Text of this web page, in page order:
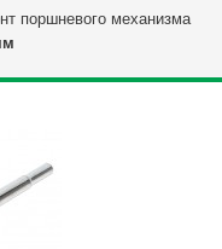
поршневого механизма